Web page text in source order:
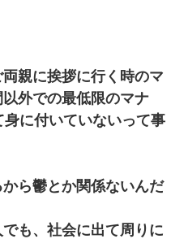
親に挨拶に行く時のマ
外での最低限のマナ
に付いていないって事
ら鬱とか関係ないんだ
も、社会に出て周りに